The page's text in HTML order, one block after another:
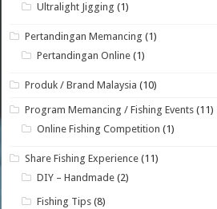
Ultralight Jigging (1)
Pertandingan Memancing (1)
Pertandingan Online (1)
Produk / Brand Malaysia (10)
Program Memancing / Fishing Events (11)
Online Fishing Competition (1)
Share Fishing Experience (11)
DIY – Handmade (2)
Fishing Tips (8)